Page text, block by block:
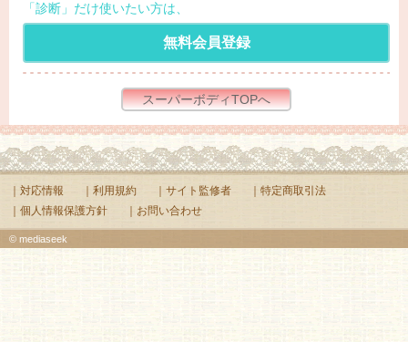
「診断」だけ使いたい方は、
無料会員登録
スーパーボディTOPへ
｜対応情報 ｜利用規約 ｜サイト監修者
｜特定商取引法
｜個人情報保護方針
｜お問い合わせ
© mediaseek